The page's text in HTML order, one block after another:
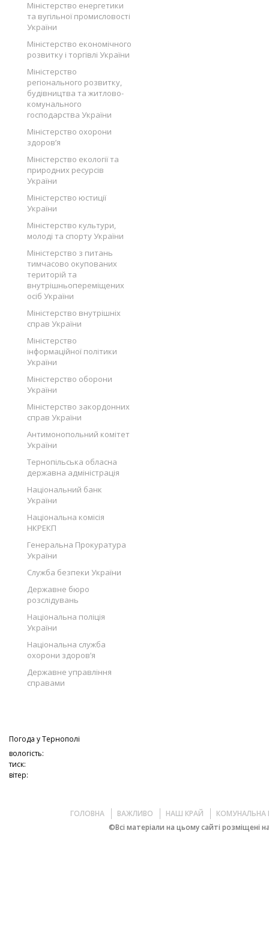
Міністерство енергетики
та вугільної промисловості
України
Міністерство економічного
розвитку і торгівлі України
Міністерство
регіонального розвитку,
будівництва та житлово-
комунального
господарства України
Міністерство охорони
здоров’я
Міністерство екології та
природних ресурсів
України
Міністерство юстиції
України
Міністерство культури,
молоді та спорту України
Міністерство з питань
тимчасово окупованих
територій та
внутрішньопереміщених
осіб України
Міністерство внутрішніх
справ України
Міністерство
інформаційної політики
України
Міністерство оборони
України
Міністерство закордонних
справ України
Антимонопольний комітет
України
Тернопільська обласна
державна адміністрація
Національний банк
України
Національна комісія
НКРЕКП
Генеральна Прокуратура
України
Служба безпеки України
Державне бюро
розслідувань
Національна поліція
України
Національна служба
охорони здоров’я
Державне управління
справами
Погода уТернополі
вологість:
тиск:
вітер:
ГОЛОВНА ВАЖЛИВО НАШ КРАЙ
КОМУНАЛЬНА
©Всі матеріали на цьому сайті розміщені